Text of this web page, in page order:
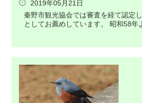
2019年05月21日
秦野市観光協会では審査を経て認定
としてお薦めしています。 昭和58年